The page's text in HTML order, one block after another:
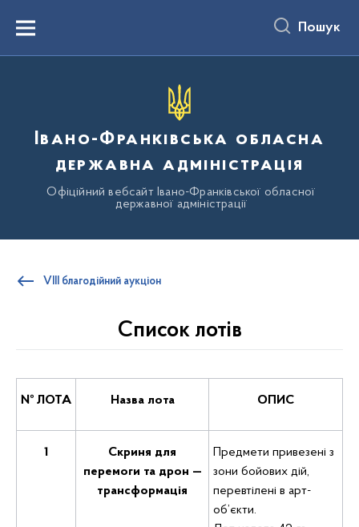
вмістуMenu Пошук
Івано-Франківська обласна
державна адміністрація
Офіційний вебсайт Івано-Франківської обласної
державної адміністрації
VІIІ благодійний аукціон
Список лотів
№ ЛОТА Назва лота ОПИС
1
Скриня для
перемоги та дрон —
трансформація
Предмети привезені з
зони бойових дій,
перевтілені в арт-
об’єкти.